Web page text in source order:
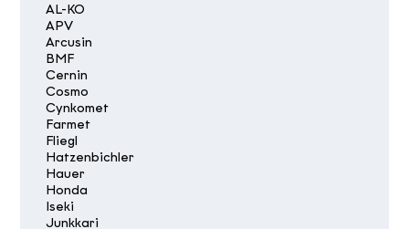
AL-KO
APV
Arcusin
BMF
Cernin
Cosmo
Cynkomet
Farmet
Fliegl
Hatzenbichler
Hauer
Honda
Iseki
Junkkari